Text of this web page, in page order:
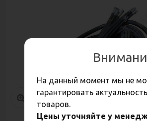
На данный момент мы не
гарантировать
товаров.
Цены уточняйте у